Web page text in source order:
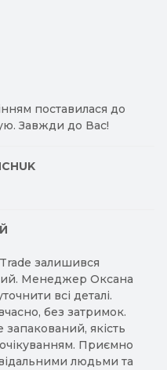
поставилася до
Завжди до Вас!
залишився
Менеджер Оксана
всі деталі.
без затримок.
якість
Приємно
людьми та